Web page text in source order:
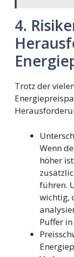
4.
Trotz der
Wenn
höher
führen.
wichtig,
Puffer